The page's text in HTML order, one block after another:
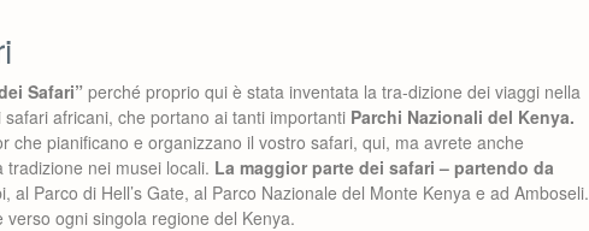
Safari” perché proprio qui è stata inventata la tra-dizione dei viaggi nella
africani, che portano ai tanti importanti Parchi Nazionali del Kenya.
che pianificano e organizzano il vostro safari, qui, ma avrete anche
nei musei locali. La maggior parte dei safari – partendo da
al Parco di Hell’s Gate, al Parco Nazionale del Monte Kenya e ad Amboseli.
ogni singola regione del Kenya.